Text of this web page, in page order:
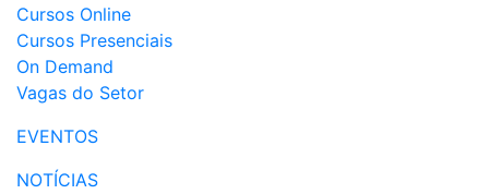
Cursos Online
Cursos Presenciais
On Demand
Vagas do Setor
EVENTOS
NOTÍCIAS